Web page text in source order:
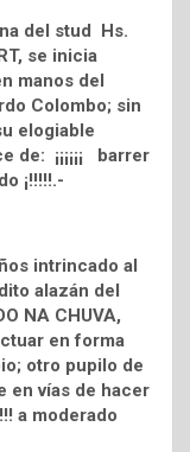
del stud Hs.
se inicia
manos del
Colombo; sin
elogiable
¡¡¡¡¡¡ barrer
¡!!!!!.-
intrincado al
alazán del
NA CHUVA,
en forma
otro pupilo de
en vías de hacer
a moderado